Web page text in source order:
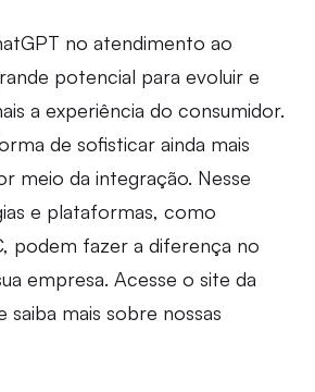
no atendimento ao
potencial para evoluir e
a experiência do consumidor.
de sofisticar ainda mais
meio da integração. Nesse
e plataformas, como
podem fazer a diferença no
empresa. Acesse o site da
saiba mais sobre nossas